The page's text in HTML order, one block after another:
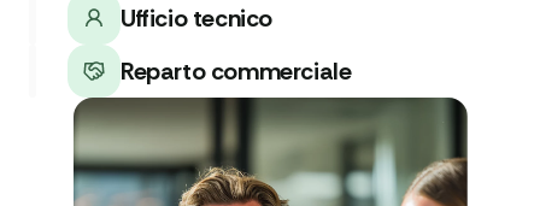
Ufficio tecnico
Reparto commerciale